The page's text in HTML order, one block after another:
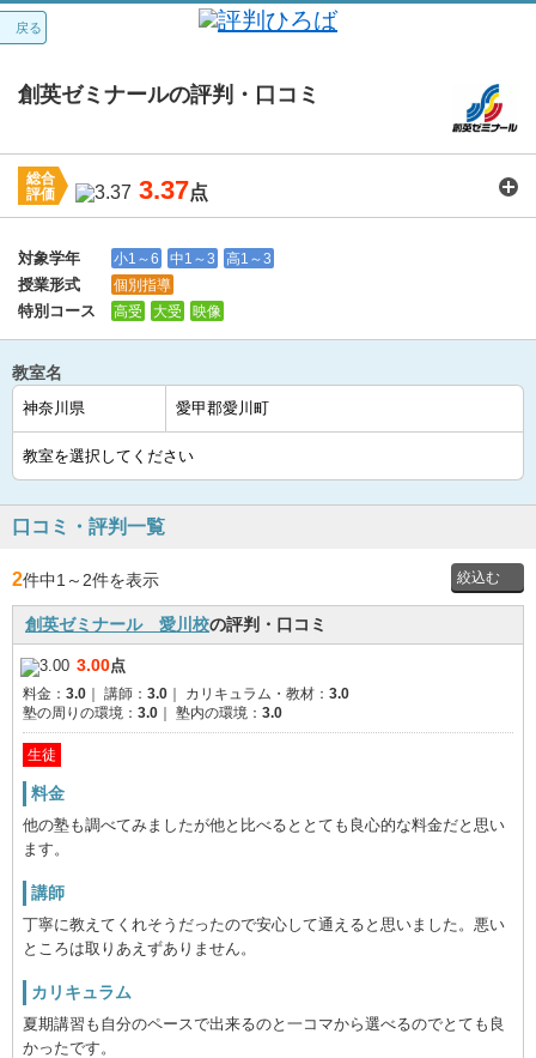
戻る
創英ゼミナールの評判・口コミ
総合
評価
3.37点
講師：3.5 カリキュラム：3.4 周りの環境：3.7
対象学年
小1～6 中1～3 高1～3
授業形式 個別指導
特別コース 高受 大受 映像
教室名
口コミ・評判一覧
2件中1 ～ 2件を表示
投稿者
通学時
の学年
創英ゼミナール 愛川校の評判・口コミ
3.00点
料金： 3.0 講師： 3.0 カリキュラム・教材： 3.0
塾の周りの環境： 3.0 塾内の環境： 3.0
生徒
料金
他の塾も調べてみましたが他と比べるととても良心的な料金だと思い
ます。
講師
丁寧に教えてくれそうだったので安心して通えると思いました。悪い
ところは取りあえずありません。
カリキュラム
夏期講習も自分のペースで出来るのと一コマから選べるのでとても良
かったです。